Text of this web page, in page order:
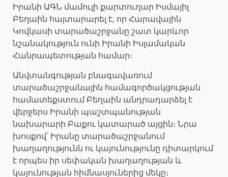
Իրանի ԱԳՆ մամուլի քարտուղար Իսմայիլ
Բեղաին հայտարարել է, որ Հարավային
Կովկասի տարածաշրջանը շատ կարևոր
նշանակություն ունի Իրանի Իսլամական
Հանրապետության համար։
Անվտանգության բնագավառում
տարածաշրջանային համագործակցության
համատեքստում Բեղաին անդրադարձել է
վերջերս Իրանի պաշտպանության
նախարարի Բաքու կատարած այցին։ Նրա
խոսքով՝ Իրանը տարածաշրջանում
խաղաղությունն ու կայունությունը դիտարկում
է որպես իր սեփական խաղաղության և
կայունության հիմնասյուներից մեկը։